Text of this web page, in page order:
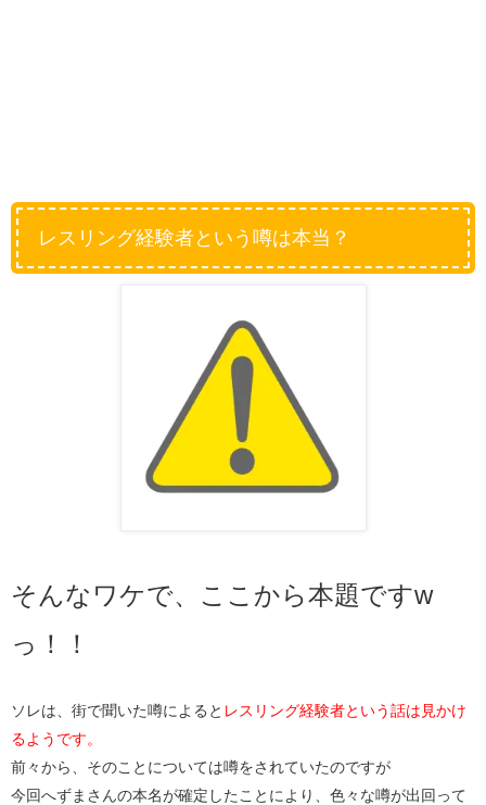
レスリング経験者という噂は本当？
そんなワケで、ここから本題ですw
っ！！
ソレは、街で聞いた噂によると レスリング経験者という話は見かけ
るようです。
前々から、そのことについては噂をされていたのですが
今回へずまさんの本名が確定したことにより、色々な噂が出回って